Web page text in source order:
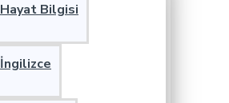
Hayat Bilgisi
İngilizce